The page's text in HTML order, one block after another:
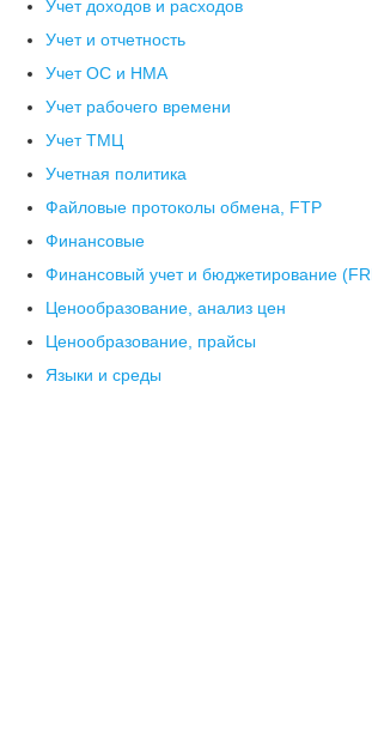
Учет доходов и расходов
Учет и отчетность
Учет ОС и НМА
Учет рабочего времени
Учет ТМЦ
Учетная политика
Файловые протоколы обмена, FTP
Финансовые
Финансовый учет и бюджетирование
Ценообразование, анализ цен
Ценообразование, прайсы
Языки и среды